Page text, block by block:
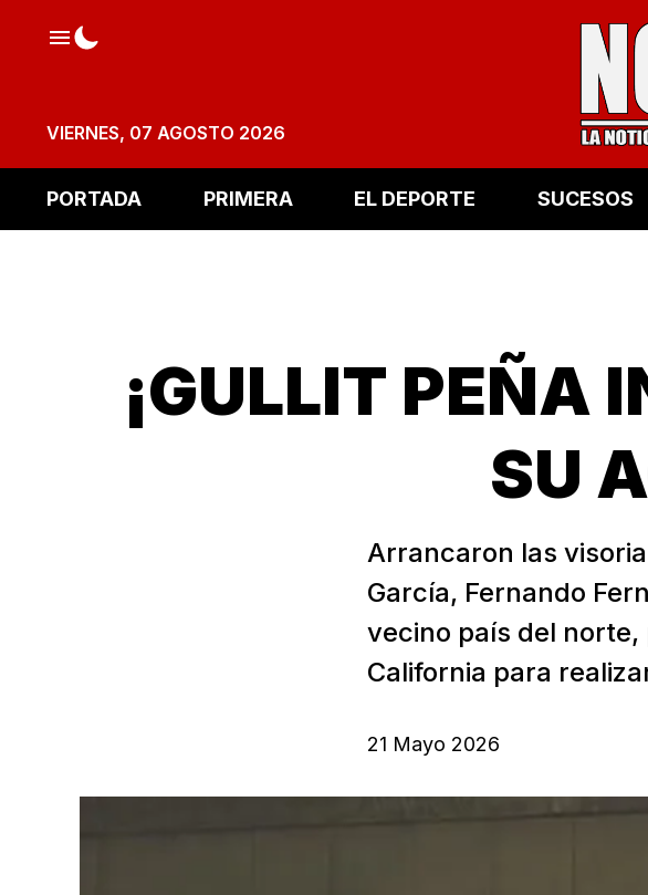
VIERNES, 07 AGOSTO 2026
PORTADA PRIMERA EL DEPORTE SUCESOS
¡GULLIT PEÑA
SU
Arrancaron las
García, Fernando
vecino país del
California para
21 Mayo 2026